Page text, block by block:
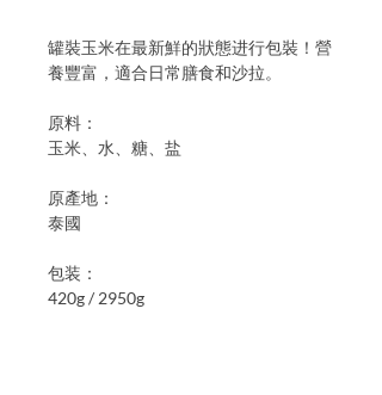
罐裝玉米在最新鮮的狀態进行包裝！營
養豐富，適合日常膳食和沙拉。
原料：
玉米、水、糖、盐
原產地：
泰國
包装：
420g / 2950g